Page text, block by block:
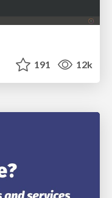
191 12k